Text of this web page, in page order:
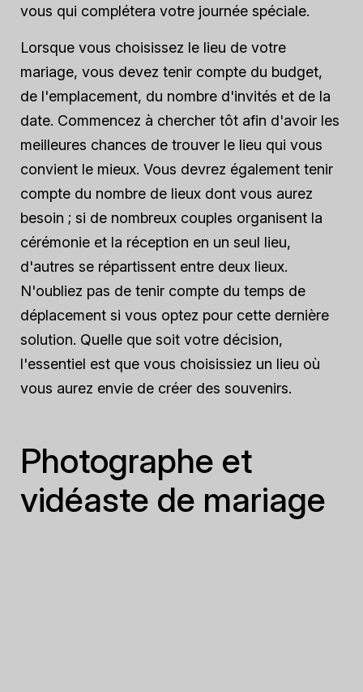
vous qui complétera votre journée spéciale.
Lorsque vous choisissez le lieu de votre
mariage, vous devez tenir compte du budget,
de l'emplacement, du nombre d'invités et de la
date. Commencez à chercher tôt afin d'avoir les
meilleures chances de trouver le lieu qui vous
convient le mieux. Vous devrez également tenir
compte du nombre de lieux dont vous aurez
besoin ; si de nombreux couples organisent la
cérémonie et la réception en un seul lieu,
d'autres se répartissent entre deux lieux.
N'oubliez pas de tenir compte du temps de
déplacement si vous optez pour cette dernière
solution. Quelle que soit votre décision,
l'essentiel est que vous choisissiez un lieu où
vous aurez envie de créer des souvenirs.
Photographe et
vidéaste de mariage